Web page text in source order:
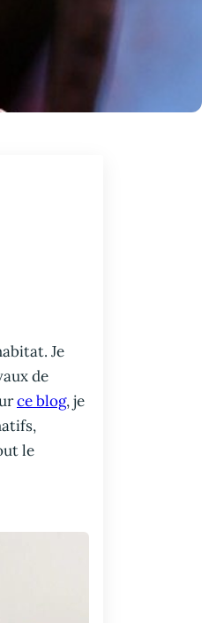
Je
de
ce blog, je
le